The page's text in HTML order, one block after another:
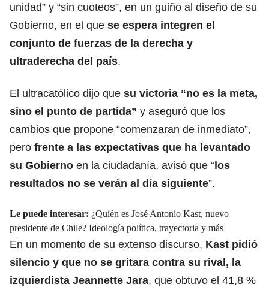
unidad” y “sin cuoteos”, en un guiño al diseño de su
Gobierno, en el que se espera integren el
conjunto de fuerzas de la derecha y
ultraderecha del país.
El ultracatólico dijo que su victoria “no es la meta,
sino el punto de partida” y aseguró que los
cambios que propone “comenzaran de inmediato”,
pero frente a las expectativas que ha levantado
su Gobierno en la ciudadanía, avisó que “los
resultados no se verán al día siguiente”.
Le puede interesar: ¿Quién es José Antonio Kast, nuevo
presidente de Chile? Ideología política, trayectoria y más
En un momento de su extenso discurso, Kast pidió
silencio y que no se gritara contra su rival, la
izquierdista Jeannette Jara, que obtuvo el 41,8 %